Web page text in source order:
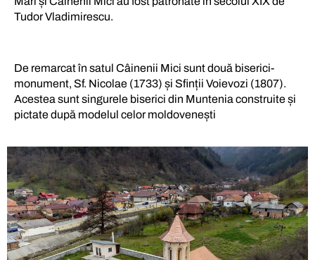
Tudor Vladimirescu.
De remarcat în satul Câinenii Mici sunt două biserici-
monument, Sf. Nicolae (1733) și Sfinții Voievozi (1807).
Acestea sunt singurele biserici din Muntenia construite și
pictate după modelul celor moldovenești